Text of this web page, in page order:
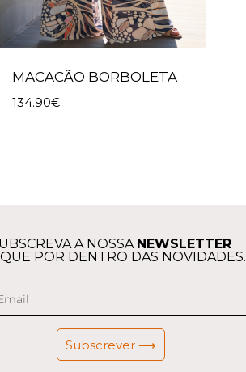
MACACÃO BORBOLETA
134.90€
A NOSSA NEWSLETTER
POR DENTRO DAS NOVIDADES.
Subscrever ⟶